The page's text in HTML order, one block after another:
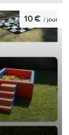
10 € / jour